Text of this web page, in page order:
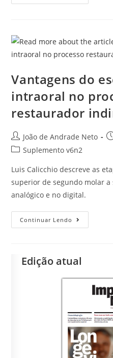
Vantagens do
intraoral no
restaurador
João de Andrade Neto
Suplemento v6n2
Luis Calicchio descreve as
superior de segundo molar
analógico e no digital.
Continuar Lendo
Edição atual